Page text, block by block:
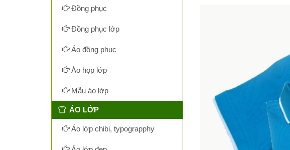
Đồng phục
Đồng phục lớp
Áo đồng phục
Áo họp lớp
Mẫu áo lớp
ÁO LỚP
Áo lớp chibi, typograpphy